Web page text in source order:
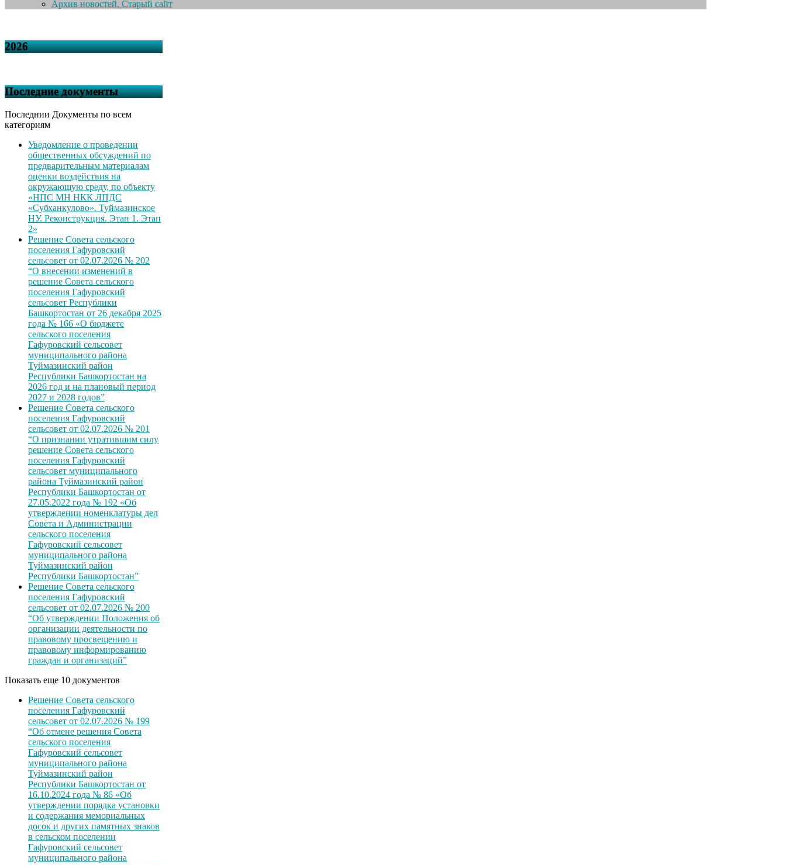
Архив новостей. Старый сайт
2026
Последние документы
Последнии Документы по всем
категориям
Уведомление о проведении
общественных обсуждений по
предварительным материалам
оценки воздействия на
окружающую среду, по объекту
«НПС МН НКК ЛПДС
«Субханкулово». Туймазинское
НУ. Реконструкция. Этап 1. Этап
2»
Решение Совета сельского
поселения Гафуровский
сельсовет от 02.07.2026 № 202
“О внесении изменений в
решение Совета сельского
поселения Гафуровский
сельсовет Республики
Башкортостан от 26 декабря 2025
года № 166 «О бюджете
сельского поселения
Гафуровский сельсовет
муниципального района
Туймазинский район
Республики Башкортостан на
2026 год и на плановый период
2027 и 2028 годов”
Решение Совета сельского
поселения Гафуровский
сельсовет от 02.07.2026 № 201
“О признании утратившим силу
решение Совета сельского
поселения Гафуровский
сельсовет муниципального
района Туймазинский район
Республики Башкортостан от
27.05.2022 года № 192 «Об
утверждении номенклатуры дел
Совета и Администрации
сельского поселения
Гафуровский сельсовет
муниципального района
Туймазинский район
Республики Башкортостан”
Решение Совета сельского
поселения Гафуровский
сельсовет от 02.07.2026 № 200
“Об утверждении Положения об
организации деятельности по
правовому просвещению и
правовому информированию
граждан и организаций”
Показать еще 10 документов
Решение Совета сельского
поселения Гафуровский
сельсовет от 02.07.2026 № 199
“Об отмене решения Совета
сельского поселения
Гафуровский сельсовет
муниципального района
Туймазинский район
Республики Башкортостан от
16.10.2024 года № 86 «Об
утверждении порядка установки
и содержания мемориальных
досок и других памятных знаков
в сельском поселении
Гафуровский сельсовет
муниципального района